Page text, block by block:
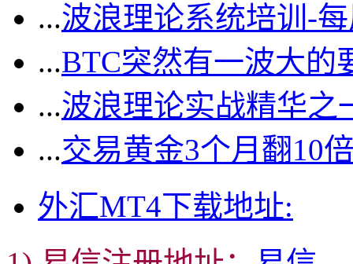
...波浪理论系统培训-
...BTC突然有一波大的
...波浪理论实战精华
...交易黄金3个月翻10
外汇MT4下载地址: